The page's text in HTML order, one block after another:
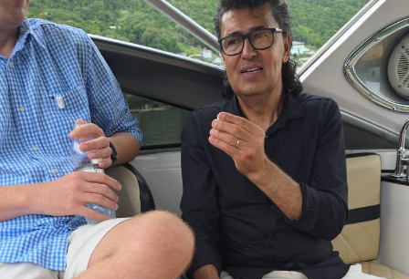
NÃO PERCA
Juliana Herc em Saint-Tropez no sul da França a convite
da Givenchy